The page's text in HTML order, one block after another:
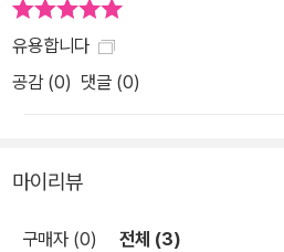
유용합니다
공감 (0) 댓글 (0)
마이리뷰
구매자 (0) 전체 (3)